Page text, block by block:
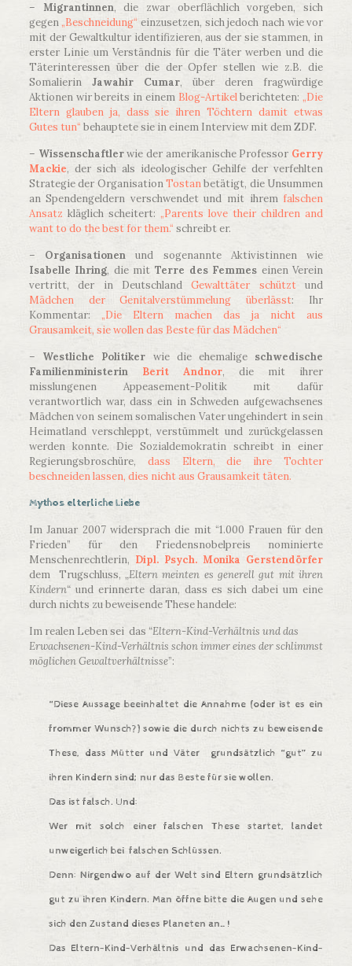
– Migrantinnen, die zwar oberflächlich vorgeben, sich
gegen„Beschneidung“ einzusetzen, sich jedoch nach wie vor
mit der Gewaltkultur identifizieren, aus der sie stammen, in
erster Linie um Verständnis für die Täter werben und die
Täterinteressen über die der Opfer stellen wie z.B. die
Somalierin Jawahir Cumar, über deren fragwürdige
Aktionen wir bereits in einem Blog-Artikelberichteten: „Die
Eltern glauben ja, dass sie ihren Töchtern damit etwas
Gutes tun“ behauptete sie in einem Interview mit dem ZDF.
– Wissenschaftlerwie der amerikanische Professor Gerry
Mackie, der sich als ideologischer Gehilfe der verfehlten
Strategie der OrganisationTostanbetätigt, die Unsummen
an Spendengeldern verschwendet und mit ihremfalschen
Ansatz kläglich scheitert: „Parents love their children and
want to do the best for them.“ schreibt er.
– Organisationenund sogenannte Aktivistinnen wie
Isabelle Ihring, die mit Terre des Femmes einen Verein
vertritt, der in DeutschlandGewalttäter schütztund
Mädchen der Genitalverstümmelung überlässt: Ihr
Kommentar: „Die Eltern machen das ja nicht aus
Grausamkeit, sie wollen das Beste für das Mädchen“
– Westliche Politiker wie die ehemalige schwedische
Familienministerin Berit Andnor, die mit ihrer
misslungenen Appeasement-Politik mit dafür
verantwortlich war, dass ein in Schweden aufgewachsenes
Mädchen von seinem somalischen Vater ungehindert in sein
Heimatland verschleppt, verstümmelt und zurückgelassen
werden konnte. Die Sozialdemokratin schreibt in einer
Regierungsbroschüre, dass Eltern, die ihre Tochter
beschneiden lassen, dies nicht aus Grausamkeit täten.
Mythos elterliche Liebe
Im Januar 2007 widersprach die mit “1.000 Frauen für den
Frieden” für den Friedensnobelpreis nominierte
Menschenrechtlerin, Dipl. Psych. Monika Gerstendörfer
dem Trugschluss, „Eltern meinten es generell gut mit ihren
Kindern“und erinnerte daran, dass es sich dabei um eine
durch nichts zu beweisende These handele:
Im realen Leben sei das “Eltern-Kind-Verhältnis und das
Erwachsenen-Kind-Verhältnis schon immer eines der schlimmst
möglichen Gewaltverhältnisse”:
“Diese Aussage beeinhaltet die Annahme (oder ist es ein
frommer Wunsch?) sowie die durch nichts zu beweisende
These, dass Mütter und Väter grundsätzlich “gut” zu
ihren Kindern sind; nur das Beste für sie wollen.
Das ist falsch. Und:
Wer mit solch einer falschen These startet, landet
unweigerlich bei falschen Schlüssen.
Denn: Nirgendwo auf der Welt sind Eltern grundsätzlich
gut zu ihren Kindern. Man öffne bitte die Augen und sehe
sich den Zustand dieses Planeten an…!
Das Eltern-Kind-Verhältnis und das Erwachsenen-Kind-